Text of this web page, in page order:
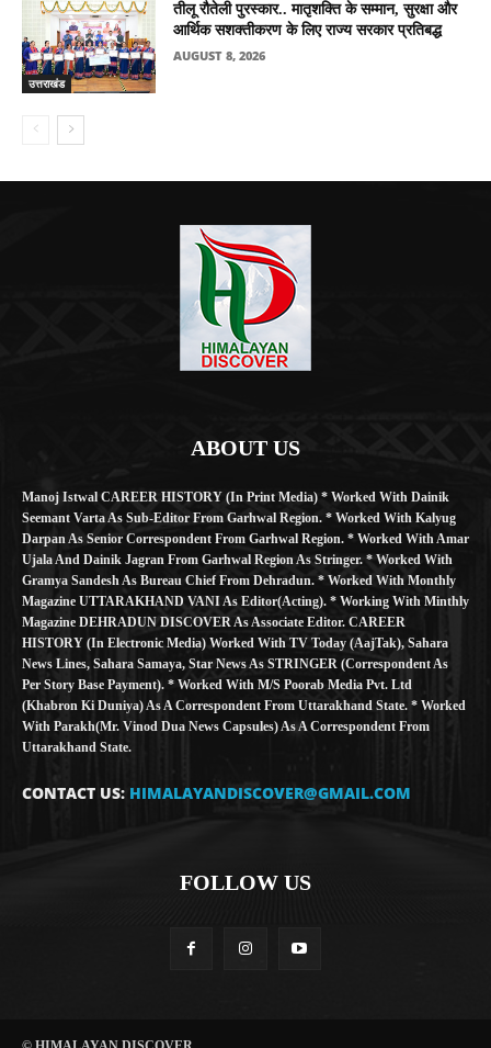
उत्तराखंड
तीलू रौतेली पुरस्कार.. मातृशक्ति के सम्मान, सुरक्षा और
आर्थिक सशक्तीकरण के लिए राज्य सरकार प्रतिबद्ध
AUGUST 8, 2026
ABOUT US
Manoj Istwal CAREER HISTORY (in Print Media) * Worked With Dainik
Seemant Varta As Sub-Editor From Garhwal Region. * Worked With Kalyug
Darpan As Senior Correspondent From Garhwal Region. * Worked With Amar
Ujala And Dainik Jagran From Garhwal Region As Stringer. * Worked With
Gramya Sandesh As Bureau Chief From Dehradun. * Worked With Monthly
Magazine UTTARAKHAND VANI As Editor(Acting). * Working With Minthly
Magazine DEHRADUN DISCOVER As Associate Editor. CAREER
HISTORY (in Electronic Media) Worked With TV Today (AajTak), Sahara
News Lines, Sahara Samaya, Star News As STRINGER (Correspondent As
Per Story Base Payment). * Worked With M/S Poorab Media Pvt. Ltd
(Khabron Ki Duniya) As A Correspondent From Uttarakhand State. * Worked
With Parakh(Mr. Vinod Dua News Capsules) As A Correspondent From
Uttarakhand State.
CONTACT US: HIMALAYANDISCOVER@GMAIL.COM
FOLLOW US